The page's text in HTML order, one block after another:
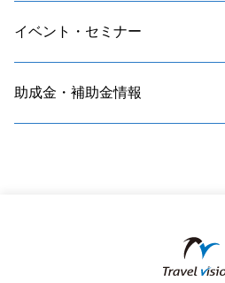
イベント・セミナー
助成金・補助金情報